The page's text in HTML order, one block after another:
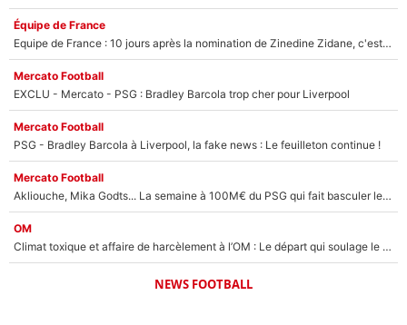
Équipe de France
Equipe de France : 10 jours après la nomination de Zinedine Zidane, c'est au tour de son fils de prendre un nouveau départ !
Mercato Football
EXCLU - Mercato - PSG : Bradley Barcola trop cher pour Liverpool
Mercato Football
PSG - Bradley Barcola à Liverpool, la fake news : Le feuilleton continue !
Mercato Football
Akliouche, Mika Godts... La semaine à 100M€ du PSG qui fait basculer le mercato du PSG !
OM
Climat toxique et affaire de harcèlement à l’OM : Le départ qui soulage le vestiaire de Bruno Genesio
NEWS FOOTBALL